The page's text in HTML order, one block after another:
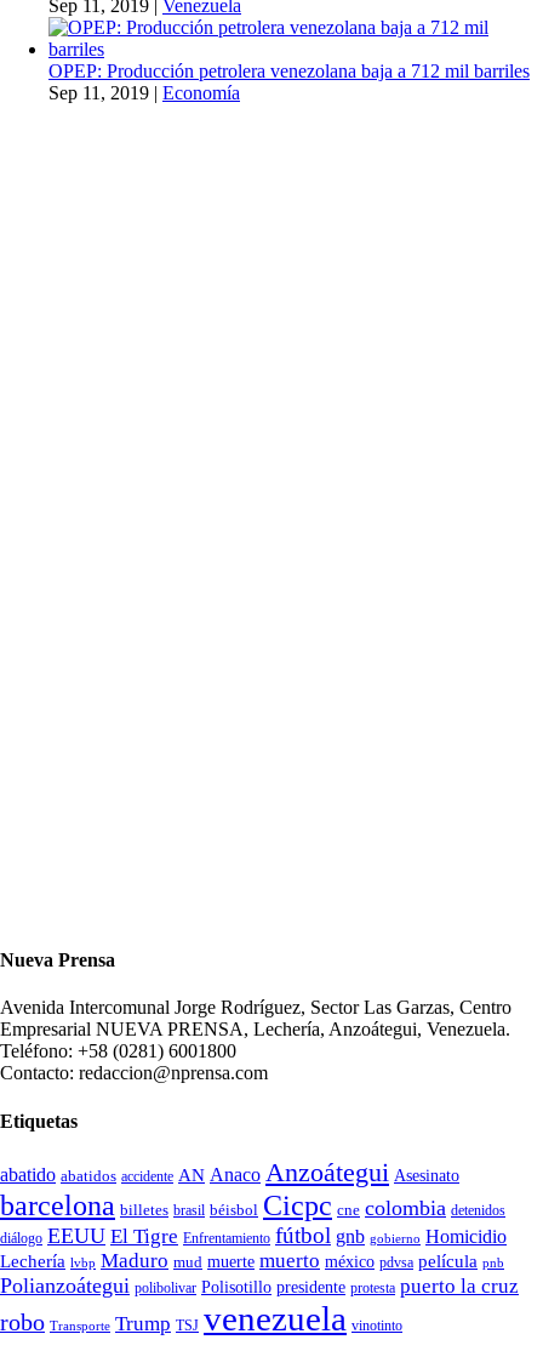
Sep 11, 2019 | Venezuela
OPEP: Producción petrolera venezolana baja a 712 mil barriles
Sep 11, 2019 | Economía
Nueva Prensa
Avenida Intercomunal Jorge Rodríguez, Sector Las Garzas, Centro
Empresarial NUEVA PRENSA, Lechería, Anzoátegui, Venezuela.
Teléfono: +58 (0281) 6001800
Contacto: redaccion@nprensa.com
Etiquetas
abatido abatidos accidente AN Anaco Anzoátegui Asesinato
barcelona billetes brasil béisbol Cicpc cne colombia detenidos
diálogo EEUU El Tigre Enfrentamiento fútbol gnb gobierno Homicidio
Lechería lvbp Maduro mud muerte muerto méxico pdvsa película pnb
Polianzoátegui polibolivar Polisotillo presidente protesta puerto la cruz
robo Transporte Trump TSJ venezuela vinotinto